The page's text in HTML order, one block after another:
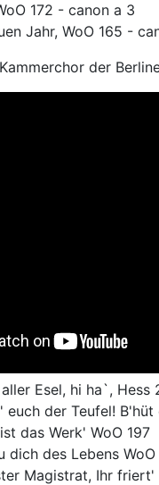
172 - canon a 3
Jahr, WoO 165 -
der
aller Esel, hi ha`,
euch der Teufel! B'hüt
das Werk' WoO 197
dich des Lebens WoO
Magistrat, Ihr